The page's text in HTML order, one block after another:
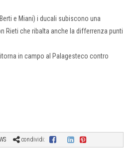
e Miani) i ducali subiscono una
Rieti che ribalta anche la differrenza punti
in campo al Palagesteco contro
condividi: